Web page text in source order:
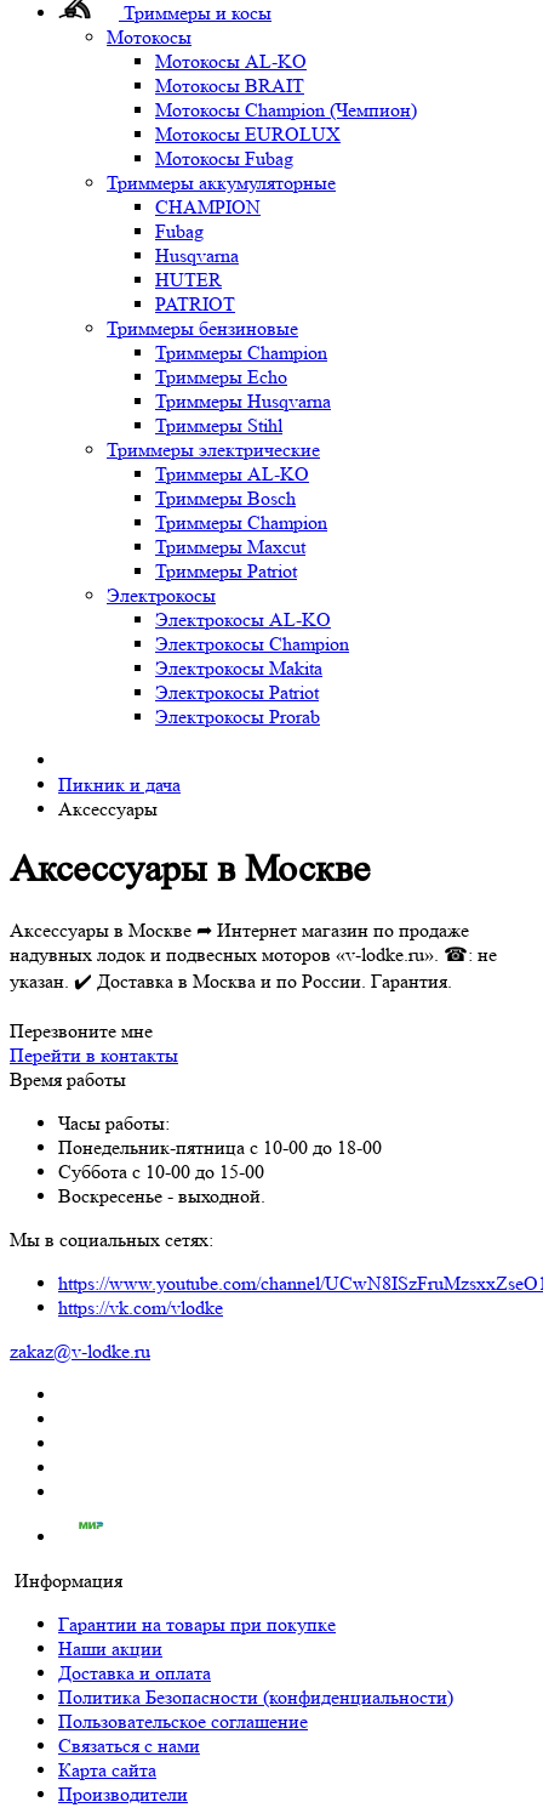
Триммеры и косы
Мотокосы
Мотокосы AL-KO
Мотокосы BRAIT
Мотокосы Champion (Чемпион)
Мотокосы EUROLUX
Мотокосы Fubag
Триммеры аккумуляторные
CHAMPION
Fubag
Husqvarna
HUTER
PATRIOT
Триммеры бензиновые
Триммеры Champion
Триммеры Echo
Триммеры Husqvarna
Триммеры Stihl
Триммеры электрические
Триммеры AL-KO
Триммеры Bosch
Триммеры Champion
Триммеры Maxcut
Триммеры Patriot
Электрокосы
Электрокосы AL-KO
Электрокосы Champion
Электрокосы Makita
Электрокосы Patriot
Электрокосы Prorab
Пикник и дача
Аксессуары
Аксессуары в Москве
Аксессуары в Москве ➦ Интернет магазин по продаже
надувных лодок и подвесных моторов «v-lodke.ru». ☎: не
указан. ✔️ Доставка в Москва и по России. Гарантия.
Перезвоните мне
Перейти в контакты
Время работы
Часы работы:
Понедельник-пятница с 10-00 до 18-00
Суббота с 10-00 до 15-00
Воскресенье - выходной.
Мы в социальных сетях:
https://www.youtube.com/channel/
https://vk.com/vlodke
zakaz@v-lodke.ru
Информация
Гарантии на товары при покупке
Наши акции
Доставка и оплата
Политика Безопасности (конфиденциальности)
Пользовательское соглашение
Связаться с нами
Карта сайта
Производители